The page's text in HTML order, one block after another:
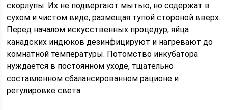
скорлупы. Их не подвергают мытью, но содержат в
сухом и чистом виде, размещая тупой стороной вверх.
Перед началом искусственных процедур, яйца
канадских индюков дезинфицируют и нагревают до
комнатной температуры. Потомство инкубатора
нуждается в постоянном уходе, тщательно
составленном сбалансированном рационе и
регулировке света.